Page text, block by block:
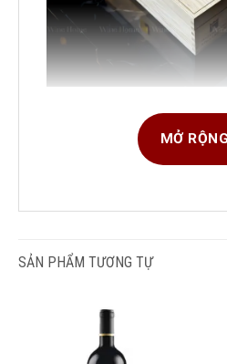
1. Hộp quà rượu vang 3
Trong những năm gần đây,
dịp biếu tặng quan trọng như
mừng tân gia. Không chỉ
rượu vang còn đại diện cho
MỞ
SẢN PHẨM TƯƠNG TỰ